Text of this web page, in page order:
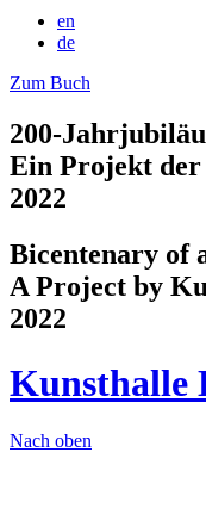
en
de
Zum Buch
200-
Ein Projekt der
2022
Bicentenary of
A Project by
2022
Kunsthalle
Nach oben